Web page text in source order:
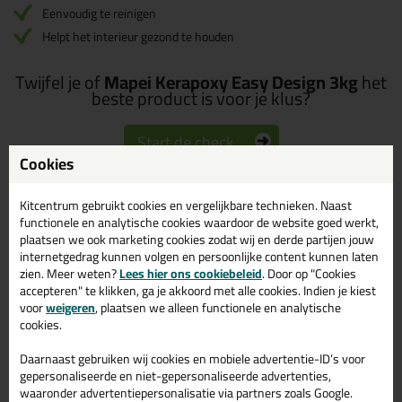
Eenvoudig te reinigen
Helpt het interieur gezond te houden
Twijfel je ofMapei Kerapoxy Easy Design 3kghet
beste product is voor je klus?
Start de check
Omschrijving Video Specificaties Reviews (4)
Mapei Kerapoxy Easy
Design 3kg in 149 -
Vulkaan zand
Zoek je Mapei Kerapoxy Easy Design 3kg in een specifieke kleur?
Gevonden! Deze Mapei Kerapoxy Easy Design 3kg in de kleur 149
- Vulkaan zand is te gebruiken voor verschillende toepassingen.
Een professioneel en hoogwaardig product welke makkelijk te
Cookies
Kitcentrum gebruikt cookies en vergelijkbare technieken. Naast
functionele en analytische cookies waardoor de website goed werkt,
plaatsen we ook marketing cookies zodat wij en derde partijen jouw
internetgedrag kunnen volgen en persoonlijke content kunnen laten
zien. Meer weten?Lees hier ons cookiebeleid. Door op "Cookies
accepteren" te klikken, ga je akkoord met alle cookies. Indien je kiest
voorweigeren, plaatsen we alleen functionele en analytische
cookies.
Daarnaast gebruiken wij cookies en mobiele advertentie-ID’s voor
gepersonaliseerde en niet-gepersonaliseerde advertenties,
waaronder advertentiepersonalisatie via partners zoals Google.